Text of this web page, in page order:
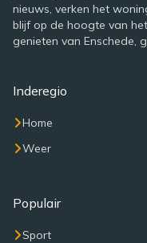
nieuws, verken het
blijf op de hoogte van
genieten van Enschede,
Inderegio
Home
Weer
Populair
Sport